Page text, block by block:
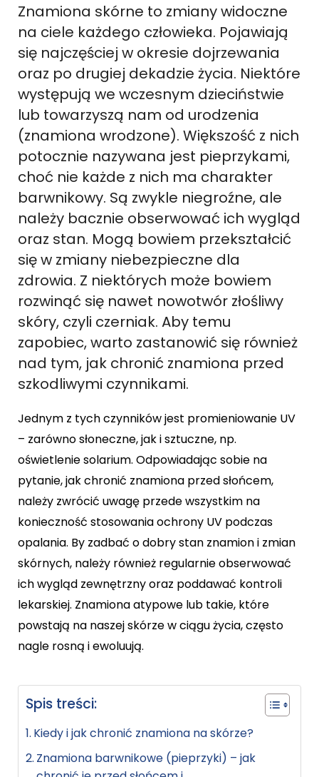
Znamiona skórne to zmiany widoczne
na ciele każdego człowieka. Pojawiają
się najczęściej w okresie dojrzewania
oraz po drugiej dekadzie życia. Niektóre
występują we wczesnym dzieciństwie
lub towarzyszą nam od urodzenia
(znamiona wrodzone). Większość z nich
potocznie nazywana jest pieprzykami,
choć nie każde z nich ma charakter
barwnikowy. Są zwykle niegroźne, ale
należy bacznie obserwować ich wygląd
oraz stan. Mogą bowiem przekształcić
się w zmiany niebezpieczne dla
zdrowia. Z niektórych może bowiem
rozwinąć się nawet nowotwór złośliwy
skóry, czyli czerniak. Aby temu
zapobiec, warto zastanowić się również
nad tym, jak chronić znamiona przed
szkodliwymi czynnikami.
Jednym z tych czynników jest promieniowanie UV
– zarówno słoneczne, jak i sztuczne, np.
oświetlenie solarium. Odpowiadając sobie na
pytanie, jak chronić znamiona przed słońcem,
należy zwrócić uwagę przede wszystkim na
konieczność stosowania ochrony UV podczas
opalania. By zadbać o dobry stan znamion i zmian
skórnych, należy również regularnie obserwować
ich wygląd zewnętrzny oraz poddawać kontroli
lekarskiej. Znamiona atypowe lub takie, które
powstają na naszej skórze w ciągu życia, często
nagle rosną i ewoluują.
Spis treści:
Kiedy i jak chronić znamiona na skórze?
Znamiona barwnikowe (pieprzyki) – jak